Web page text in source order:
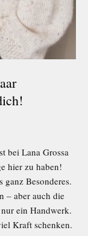
bei Lana Grossa
hier zu haben!
Besonderes.
– aber auch die
ein Handwerk.
Kraft schenken.